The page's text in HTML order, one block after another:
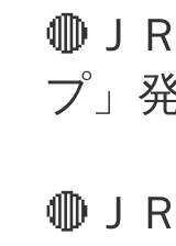
🔴Ｊ
プ」
🔴Ｊ